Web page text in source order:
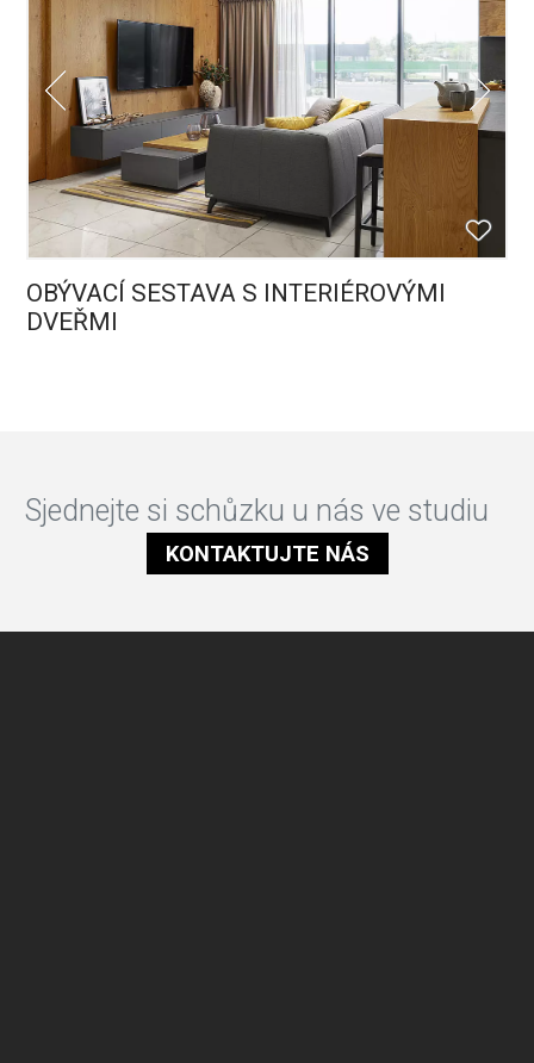
OBÝVACÍ SESTAVA S INTERIÉROVÝMI
DVEŘMI
Sjednejte si schůzku u nás ve studiu
KONTAKTUJTE NÁS